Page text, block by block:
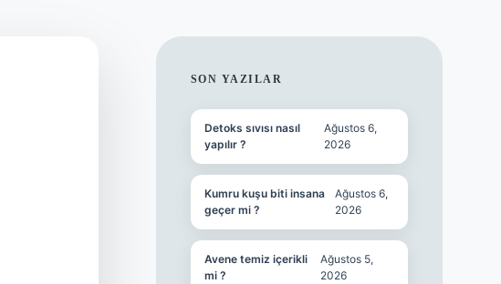
SIDEBAR
SON YAZILAR
Detoks sıvısı nasıl
yapılır ?
Ağustos 6,
2026
Kumru kuşu biti insana
geçer mi ?
Ağustos 6,
2026
Avene temiz içerikli
mi ?
Ağustos 5,
2026
hiltonbet https://